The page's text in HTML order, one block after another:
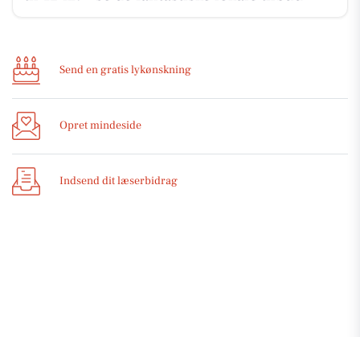
Send en gratis lykønskning
Opret mindeside
Indsend dit læserbidrag